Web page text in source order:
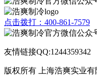
点击拨打：400-861-7579
友情链接QQ:1244359342
版权所有 上海浩爽实业有